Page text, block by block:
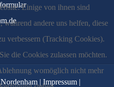
|Impressum |
Einige von ihnen sind
während andere uns helfen, diese
verbessern (Tracking Cookies).
die Cookies zulassen möchten.
womöglich nicht mehr